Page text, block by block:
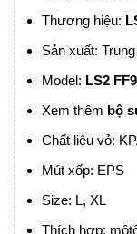
Thương hiệu:
Sản xuất:
Model: LS2
Xem thêm bộ
Chất liệu vỏ:
Mút xốp: EPS
Size: L, XL
Thích hợp: